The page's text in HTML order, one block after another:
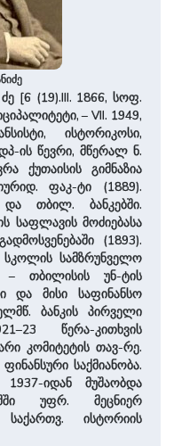
[6 (19).III. 1866, სოფ.
– VII. 1949,
ისტორიკოსი,
ის წევრი, მწერალ ნ.
ქუთაისის გიმნაზია
ფაკ-ტი (1889).
და თბილ. ბანკებში.
საფლავის მოძიებასა
(1893).
სკოლის სამზრუნველო
– თბილისის უნ-ტის
და მისი საფინანსო
ბანკის პირველი
წერა-კითხვის
კომიტეტის თავ-რე.
საქმიანობა.
იდან მუშაობდა
უფრ. მეცნიერ
საქართვ. ისტორიის